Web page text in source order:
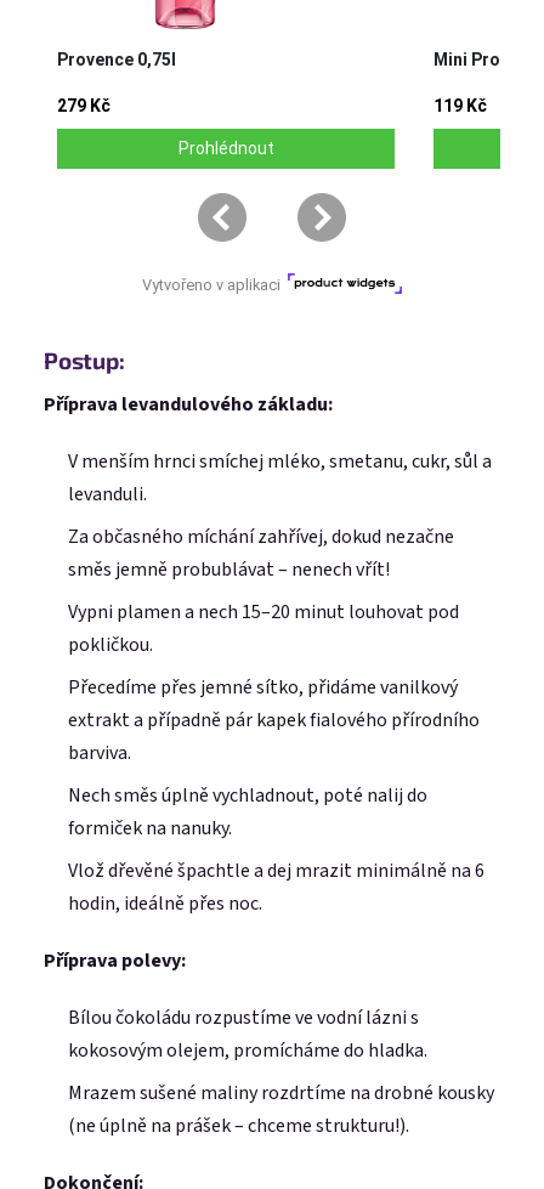
E-mail
Postup:
Příprava levandulového základu:
V menším hrnci smíchej mléko, smetanu, cukr, sůl a
levanduli.
Za občasného míchání zahřívej, dokud nezačne
směs jemně probublávat – nenech vřít!
Vypni plamen a nech 15–20 minut louhovat pod
pokličkou.
Přecedíme přes jemné sítko, přidáme vanilkový
extrakt a případně pár kapek fialového přírodního
barviva.
Nech směs úplně vychladnout, poté nalij do
formiček na nanuky.
Vlož dřevěné špachtle a dej mrazit minimálně na 6
hodin, ideálně přes noc.
Příprava polevy:
Bílou čokoládu rozpustíme ve vodní lázni s
kokosovým olejem, promícháme do hladka.
Mrazem sušené maliny rozdrtíme na drobné kousky
(ne úplně na prášek – chceme strukturu!).
Dokončení: